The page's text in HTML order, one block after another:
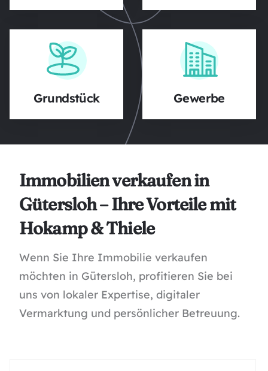
Grundstück Gewerbe
Immobilien verkaufen in
Gütersloh – Ihre Vorteile mit
Hokamp & Thiele
Wenn Sie Ihre Immobilie verkaufen
möchten in Gütersloh, profitieren Sie bei
uns von lokaler Expertise, digitaler
Vermarktung und persönlicher Betreuung.